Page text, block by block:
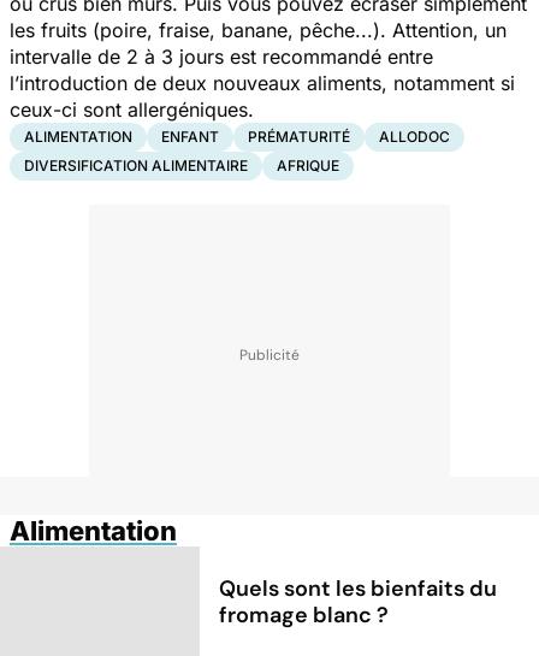
les fruits (poire, fraise, banane, pêche...). Attention, un
intervalle de 2 à 3 jours est recommandé entre
l’introduction de deux nouveaux aliments, notamment si
ceux-ci sont allergéniques.
ALIMENTATION ENFANT PRÉMATURITÉ
ALLODOC
DIVERSIFICATION ALIMENTAIRE
AFRIQUE
Alimentation
Quels sont les bienfaits du
fromage blanc ?